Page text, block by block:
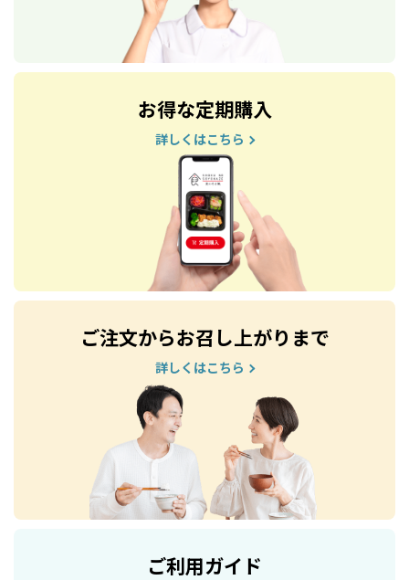
お得な定期購入
詳しくはこちら
ご注文からお召し上がりまで
詳しくはこちら
ご利用ガイド